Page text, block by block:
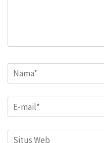
Name*
Email*
Situs